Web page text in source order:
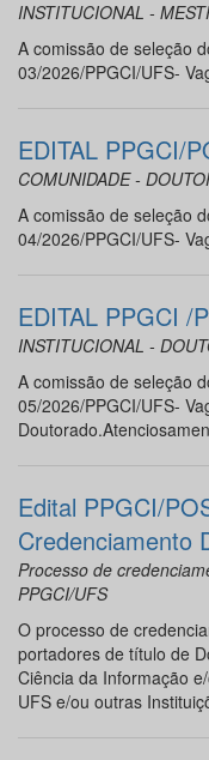
INSTITUCIONAL -
A comissão de seleção
03/2026/PPGCI/UFS-
EDITAL PPGCI/
COMUNIDADE -
A comissão de seleção
04/2026/PPGCI/UFS-
EDITAL PPGCI /
INSTITUCIONAL -
A comissão de seleção
05/2026/PPGCI/UFS-
Edital PPGCI/
Credenciamento
Processo de
PPGCI/UFS
O processo de
portadores de título de
Ciência da Informação
UFS e/ou outras